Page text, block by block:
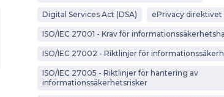
Digital Services Act (DSA) ePrivacy direktivet
ISO/IEC 27001 - Krav för
ISO/IEC 27002 - Riktlinjer för
ISO/IEC 27005 - Riktlinjer för hantering av
informationssäkerhetsrisker